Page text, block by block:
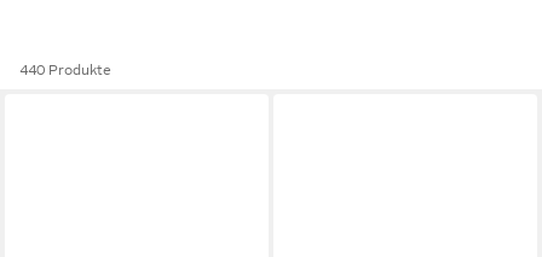
440 Produkte